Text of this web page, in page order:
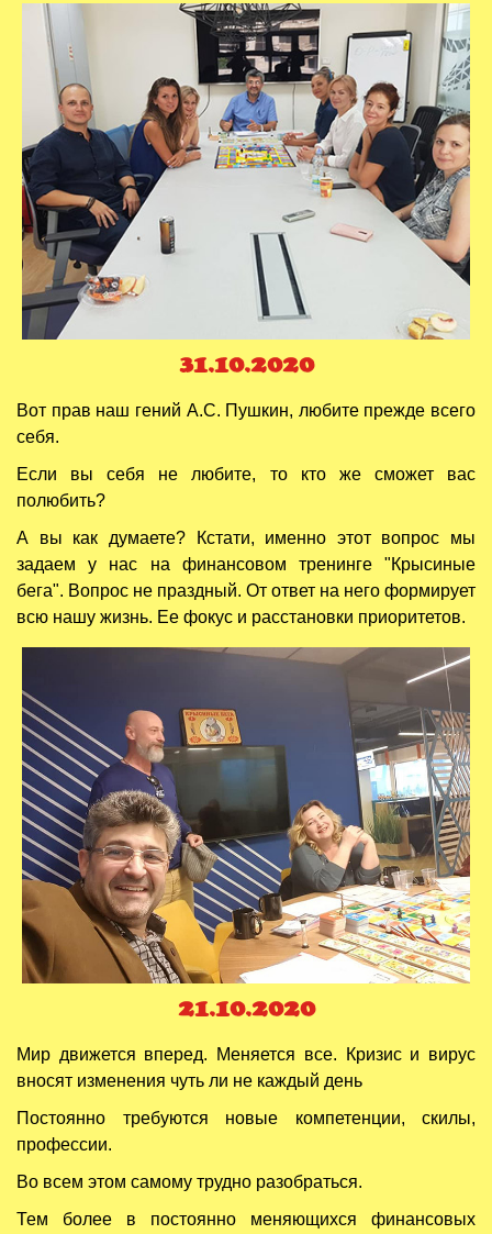
31.10.2020
Вот прав наш гений А.С. Пушкин, любите прежде всего
себя.
Если вы себя не любите, то кто же сможет вас
полюбить?
А вы как думаете? Кстати, именно этот вопрос мы
задаем у нас на финансовом тренинге "Крысиные
бега". Вопрос не праздный. От ответ на него формирует
всю нашу жизнь. Ее фокус и расстановки приоритетов.
21.10.2020
Мир движется вперед. Меняется все. Кризис и вирус
вносят изменения чуть ли не каждый день
Постоянно требуются новые компетенции, скилы,
профессии.
Во всем этом самому трудно разобраться.
Тем более в постоянно меняющихся финансовых